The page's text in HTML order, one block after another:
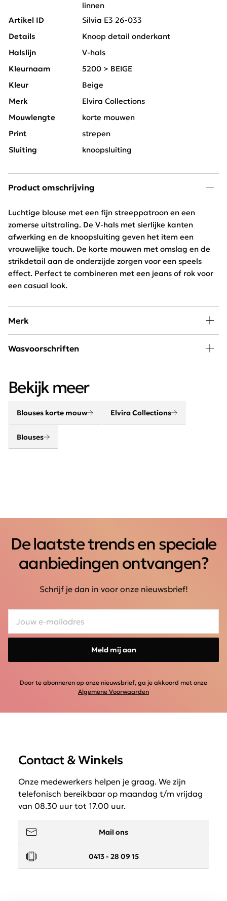
linnen
Artikel ID
Silvia E3 26-033
Details
Knoop detail onderkant
Halslijn
V-hals
Kleurnaam
5200 > BEIGE
Kleur
Beige
Merk
Elvira Collections
Mouwlengte
korte mouwen
Print
strepen
Sluiting
knoopsluiting
Product omschrijving
Luchtige blouse met een fijn streeppatroon en een
zomerse uitstraling. De V-hals met sierlijke kanten
afwerking en de knoopsluiting geven het item een
vrouwelijke touch. De korte mouwen met omslag en de
strikdetail aan de onderzijde zorgen voor een speels
effect. Perfect te combineren met een jeans of rok voor
een casual look.
Merk
Shop Elvira Collections bij Schijvens mode, een
comfortabele stoffen en een optimale pasvorm laat het
merk een blijvende indruk achter bij onze klanten.
Wasvoorschriften
Bekijk meer
Blouses korte mouw Elvira Collections
Blouses
De laatste trends en speciale
aanbiedingen ontvangen?
Schrijf je dan in voor onze nieuwsbrief!
Meld mij aan
Door te abonneren op onze nieuwsbrief, ga je akkoord met onze
Algemene Voorwaarden
Contact & Winkels
Onze medewerkers helpen je graag. We zijn
telefonisch bereikbaar op maandag t/m vrijdag
van 08.30 uur tot 17.00 uur.
Mail ons
0413 - 28 09 15